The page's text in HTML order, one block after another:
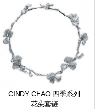
CINDY CHAO 四季系列
花朵套链